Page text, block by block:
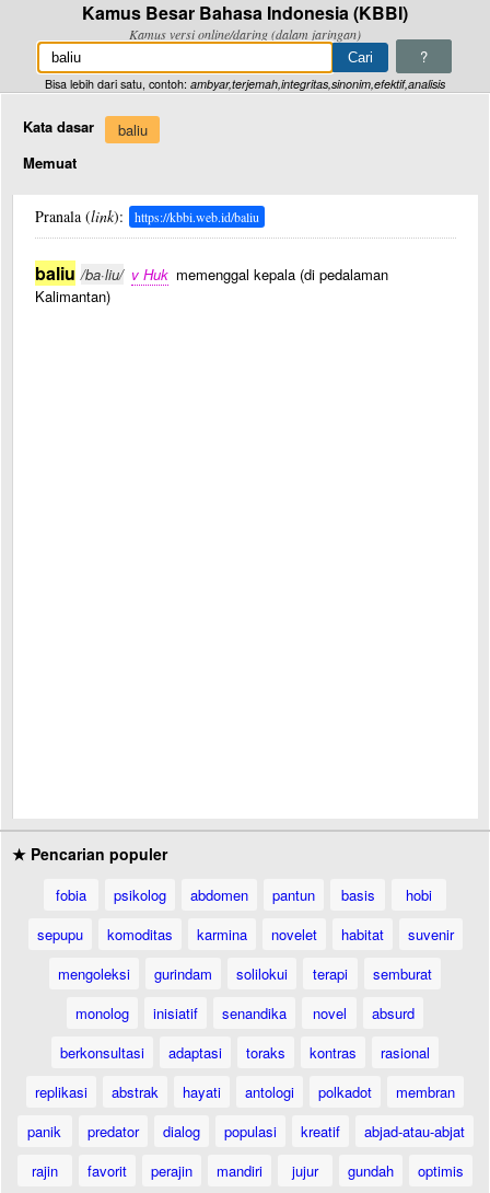
Kamus Besar Bahasa Indonesia (KBBI)
Kamus versi online/daring (dalam jaringan)
?
Bisa lebih dari satu, contoh: ambyar,terjemah,integritas,sinonim,efektif,analisis
Kata dasar
baliu
Memuat
Pranala (link): https://kbbi.web.id/baliu
baliu /ba·liu/ v Huk memenggal kepala (di pedalaman
Kalimantan)
★ Pencarian populer
fobia psikolog abdomen pantun basis
hobi
sepupu
komoditas karmina novelet habitat
suvenir
mengoleksi
gurindam solilokui terapi
semburat
monolog
inisiatif senandika novel
absurd
berkonsultasi
adaptasi toraks kontras
rasional
replikasi
abstrak hayati antologi polkadot
membran
panik
predator dialog populasi kreatif
abjad-atau-abjat
rajin
favorit perajin mandiri jujur gundah
optimis